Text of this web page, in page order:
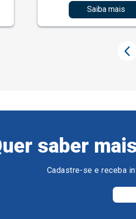
Saiba mais
saber
Cadastre-se e receba